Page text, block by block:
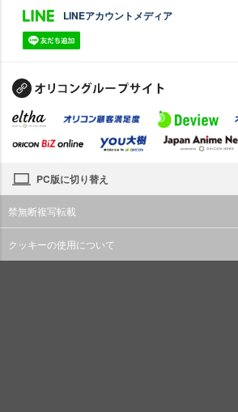
LINEアカウントメディア
PC版に切り替え
禁無断複写転載
クッキーの使用について